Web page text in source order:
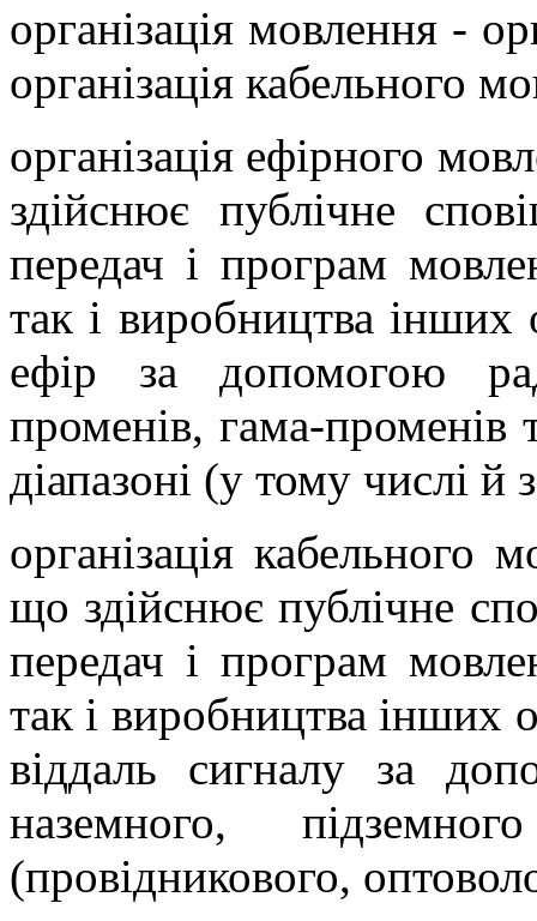
організація мовлення -
організація кабельного
організація ефірного
здійснює публічне
передач і програм
так і виробництва інших
ефір за допомогою
променів, гама-
діапазоні (у тому числі
організація кабельного
що здійснює публічне
передач і програм
так і виробництва інших
віддаль сигналу за
наземного,
(провідникового,